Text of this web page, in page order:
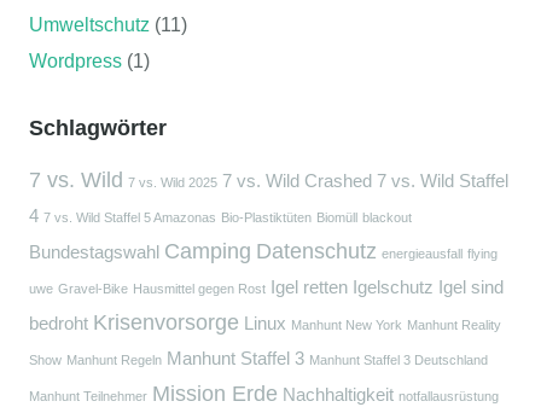
Umweltschutz (11)
Wordpress (1)
Schlagwörter
7 vs. Wild 7 vs. Wild 2025 7 vs. Wild Crashed 7 vs. Wild Staffel
4 7 vs. Wild Staffel 5 Amazonas Bio-Plastiktüten Biomüll blackout
Bundestagswahl Camping Datenschutz energieausfall flying
uwe Gravel-Bike Hausmittel gegen Rost Igel retten Igelschutz Igel sind
bedroht Krisenvorsorge Linux Manhunt New York Manhunt Reality
Show Manhunt Regeln Manhunt Staffel 3 Manhunt Staffel 3 Deutschland
Manhunt Teilnehmer Mission Erde Nachhaltigkeit notfallausrüstung